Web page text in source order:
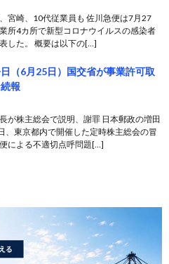
宮崎、10代従業員も 佐川急便は7月27
所4カ所で新型コロナウイルスの感染者
した。 概要は以下の[…]
（6月25日）国交省が事業許可取
報
が株主総会で説明、謝罪 日本郵政の増田
、東京都内で開催した定時株主総会の冒
による不適切点呼問題[…]